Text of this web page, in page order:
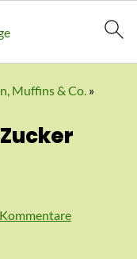
Muffins & Co.»